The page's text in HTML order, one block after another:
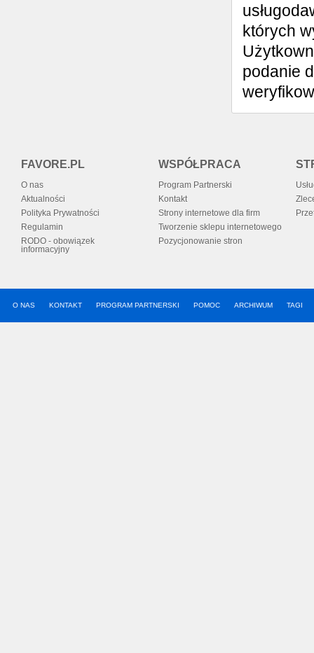
których
podanie
FAVORE.PL
O nas
Aktualności
Polityka Prywatności
Regulamin
RODO - obowiązek
informacyjny
WSPÓŁPRACA
Program Partnerski
Kontakt
Strony internetowe dla firm
Tworzenie sklepu internetowego
Pozycjonowanie stron
O NAS KONTAKT PROGRAM PARTNERSKI POMOC ARCHIWUM TAGI